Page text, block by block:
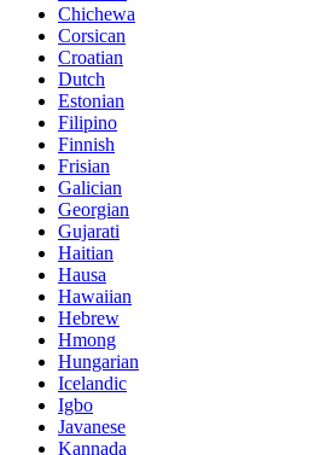
Chichewa
Corsican
Croatian
Dutch
Estonian
Filipino
Finnish
Frisian
Galician
Georgian
Gujarati
Haitian
Hausa
Hawaiian
Hebrew
Hmong
Hungarian
Icelandic
Igbo
Javanese
Kannada